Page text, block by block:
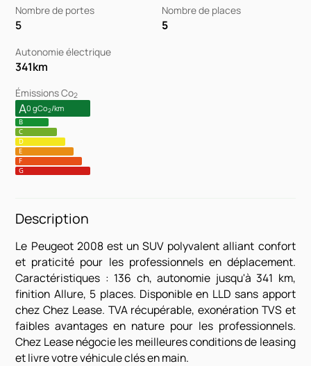
Nombre de portes
5
Nombre de places
5
Autonomie électrique
341km
Émissions Co2
A0 gCo2/km
B
C
D
E
F
G
Description
Le Peugeot 2008 est un SUV polyvalent alliant confort
et praticité pour les professionnels en déplacement.
Caractéristiques : 136 ch, autonomie jusqu'à 341 km,
finition Allure, 5 places. Disponible en LLD sans apport
chez Chez Lease. TVA récupérable, exonération TVS et
faibles avantages en nature pour les professionnels.
Chez Lease négocie les meilleures conditions de leasing
et livre votre véhicule clés en main.